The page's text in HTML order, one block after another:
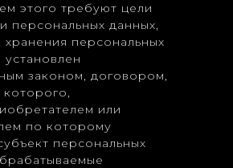
этого требуют цели
персональных данных,
хранения персональных
законом, договором,
или
по которому
персональных